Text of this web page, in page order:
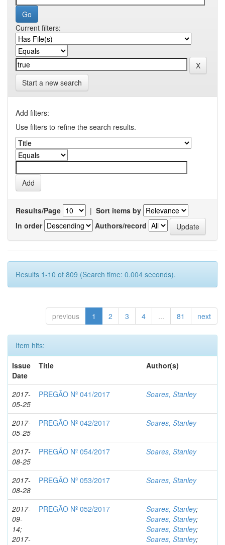
Current filters:
Start a new search
Add filters:
Use filters to refine the search results.
Results/Page | Sort items by
In order
Authors/record
Results 1-10 of 809 (Search time: 0.004 seconds).
previous 1 2 3 4 ... 81 next
Item hits:
Issue
Date
Title Author(s)
2017-
05-25
PREGÃO Nº 041/2017 Soares, Stanley
2017-
05-25
PREGÃO Nº 042/2017 Soares, Stanley
2017-
08-25
PREGÃO Nº 054/2017 Soares, Stanley
2017-
08-28
PREGÃO Nº 053/2017 Soares, Stanley
2017-
09-
14;
2017-
PREGÃO Nº 052/2017 Soares, Stanley;
Soares, Stanley;
Soares, Stanley;
Soares, Stanley;